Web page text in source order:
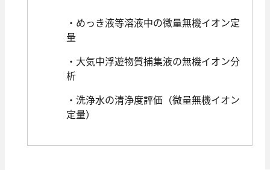
・めっき液等溶液中の微量無機イオン定
量
・大気中浮遊物質捕集液の無機イオン分
析
・洗浄水の清浄度評価（微量無機イオン
定量）